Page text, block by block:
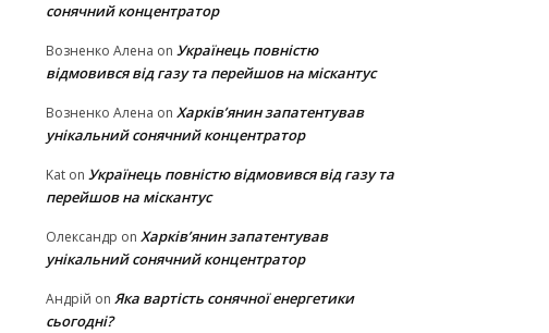
Website:
сонячний концентратор
Возненко Алена on Українець повністю
відмовився від газу та перейшов на міскантус
Возненко Алена on Харків’янин запатентував
унікальний сонячний концентратор
Kat on Українець повністю відмовився від газу та
перейшов на міскантус
Олександр on Харків’янин запатентував
унікальний сонячний концентратор
Андрій on Яка вартість сонячної енергетики
сьогодні?